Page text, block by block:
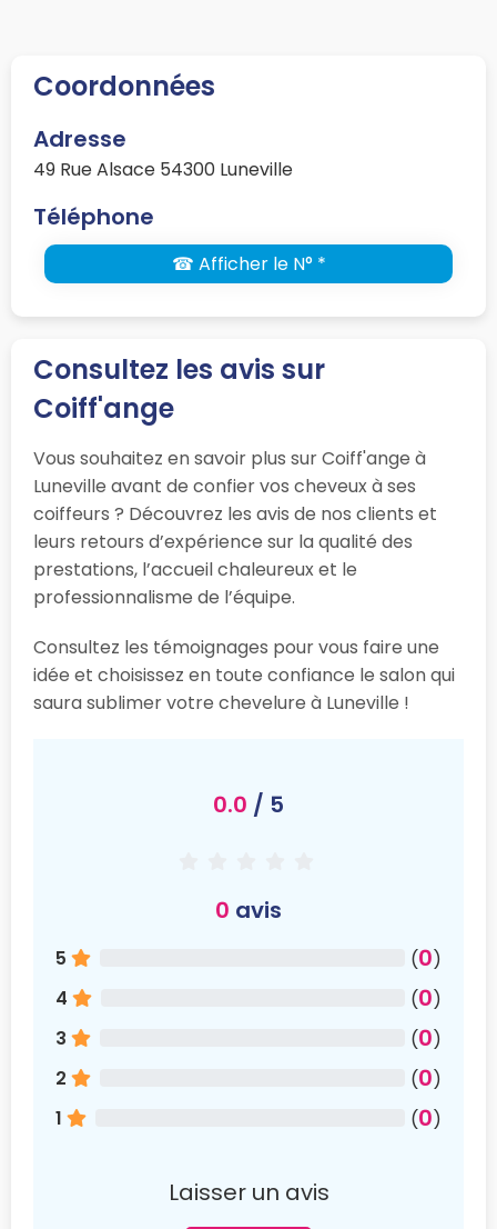
Coordonnées
Adresse
49 Rue Alsace 54300 Luneville
Téléphone
☎ Afficher le N° *
Consultez les avis sur
Coiff'ange
Vous souhaitez en savoir plus sur Coiff'ange à
Luneville avant de confier vos cheveux à ses
coiffeurs ? Découvrez les avis de nos clients et
leurs retours d’expérience sur la qualité des
prestations, l’accueil chaleureux et le
professionnalisme de l’équipe.
Consultez les témoignages pour vous faire une
idée et choisissez en toute confiance le salon qui
saura sublimer votre chevelure à Luneville !
0.0 / 5
0 avis
5 (0)
4
(0)
3
(0)
2
(0)
1
(0)
Laisser un avis